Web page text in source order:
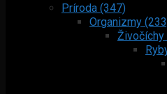
Príroda (347)
Organizmy
Živočíchy